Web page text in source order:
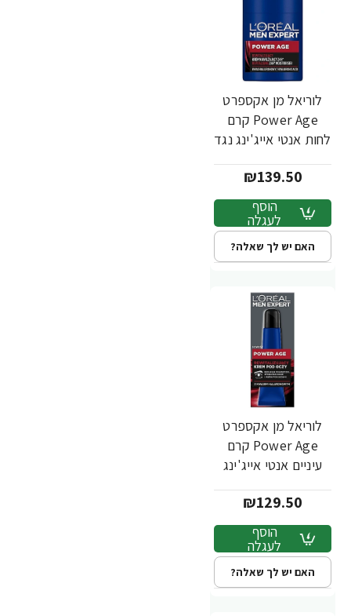
לוריאל מן אקספרט
Power Age קרם
לחות אנטי אייג'ינג נגד
מבית L'OREAL
₪139.50
הוסף
לעגלה
האם יש לך שאלה?
לוריאל מן אקספרט
Power Age קרם
עיניים אנטי אייג'ינג
מ"ל - מבית L'OREAL
₪129.50
הוסף
לעגלה
האם יש לך שאלה?